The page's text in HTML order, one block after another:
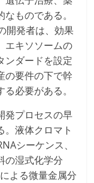
ものである。
開発者は、効果
エキソソームの
ンダードを設定
の要件の下で幹
必要がある。
発プロセスの早
。液体クロマト
シーケンス、
の湿式化学分
よる微量金属分